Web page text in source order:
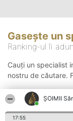
ŞOIMII
17:55
Gasește un
Ranking-ul îi
Cauți un specialist
nostru de căutare.